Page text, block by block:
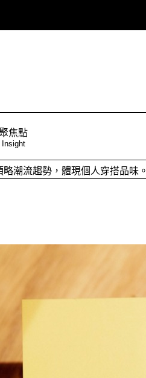
焦點
Insight
潮流趨勢，體現個人穿搭品味。